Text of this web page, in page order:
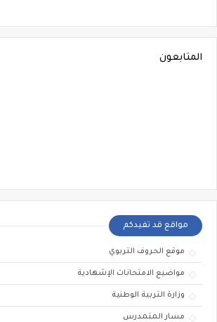
المتابعون
مواقع قد تفيدكم
موقع الحروف التربوي
مواضيع الامتحانات الإشهادية
وزارة التربية الوطنية
مسار المتمدرس